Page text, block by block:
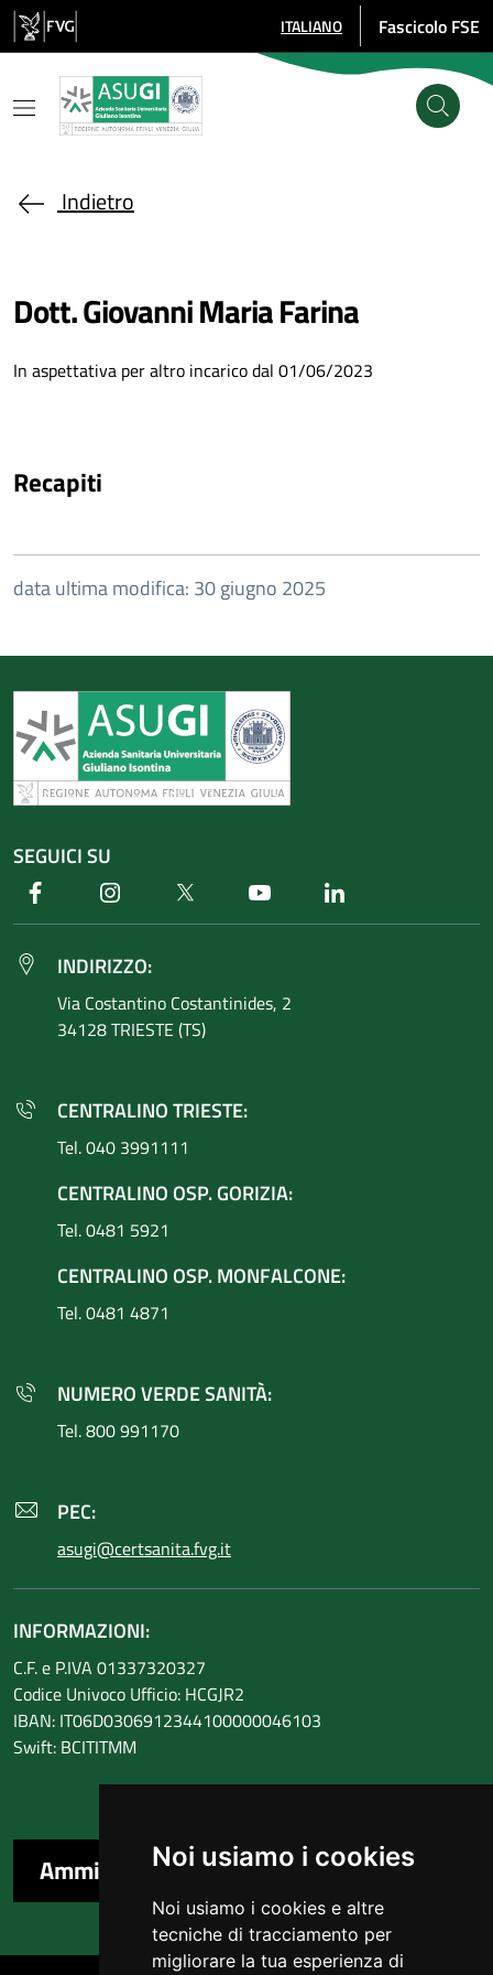
Noi usiamo i cookies
Noi usiamo i cookies e altre
tecniche di tracciamento per
migliorare la tua esperienza di
Salta al contenuto principale
SELEZIONE LINGUA: LINGUA
ITALIANO Fascicolo FSE
Indietro
Dott. Giovanni Maria Farina
In aspettativa per altro incarico dal 01/06/2023
Recapiti
data ultima modifica: 30 giugno 2025
SEGUICI SU
Facebook Instagram Twitter Youtube
INDIRIZZO:
Via Costantino Costantinides, 2
34128 TRIESTE (TS)
CENTRALINO TRIESTE:
Tel. 040 3991111
CENTRALINO OSP. GORIZIA:
Tel. 0481 5921
CENTRALINO OSP. MONFALCONE:
Tel. 0481 4871
NUMERO VERDE SANITÀ:
Tel. 800 991170
PEC:
asugi@certsanita.fvg.it
INFORMAZIONI:
C.F. e P.IVA 01337320327
Codice Univoco Ufficio: HCGJR2
IBAN: IT06D0306912344100000046103
Swift: BCITITMM
Amministrazione trasparente